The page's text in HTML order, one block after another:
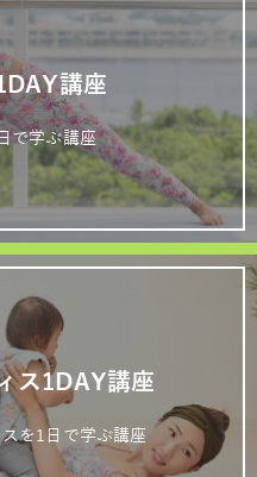
講座
で学ぶ講座
ス1DAY講座
を1日で学ぶ講座